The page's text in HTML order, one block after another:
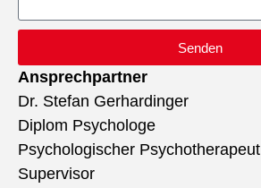
Senden
Ansprechpartner
Dr. Stefan Gerhardinger
Diplom Psychologe
Psychologischer Psychotherapeut
Supervisor